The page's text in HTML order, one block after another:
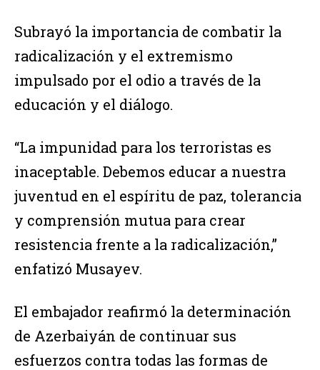
Subrayó la importancia de combatir la
radicalización y el extremismo
impulsado por el odio a través de la
educación y el diálogo.
“La impunidad para los terroristas es
inaceptable. Debemos educar a nuestra
juventud en el espíritu de paz, tolerancia
y comprensión mutua para crear
resistencia frente a la radicalización,”
enfatizó Musayev.
El embajador reafirmó la determinación
de Azerbaiyán de continuar sus
esfuerzos contra todas las formas de